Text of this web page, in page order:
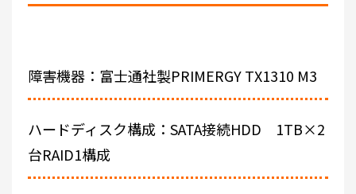
障害機器：富士通社製PRIMERGY TX1310 M3
ハードディスク構成：SATA接続HDD 1TB×2
台RAID1構成